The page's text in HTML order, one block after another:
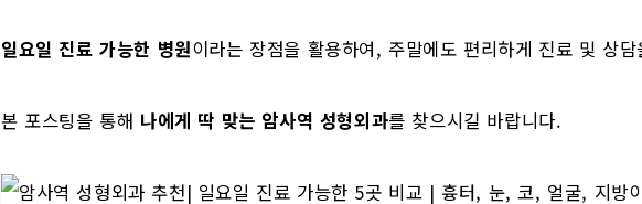
일요일 진료 가능한 병원이라는 장점을 활용하여, 주말에도 편리하게 진료 및 상
본 포스팅을 통해 나에게 딱 맞는 암사역 성형외과를 찾으시길 바랍니다.